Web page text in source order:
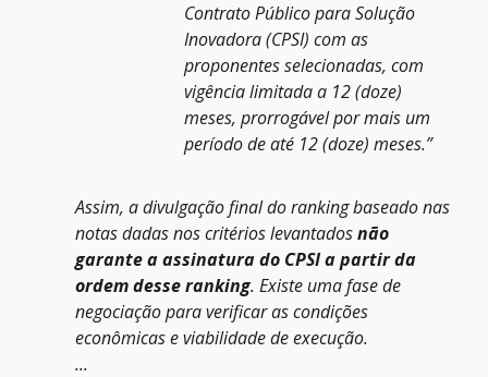
Contrato Público para Solução
Inovadora (CPSI) com as
proponentes selecionadas, com
vigência limitada a 12 (doze)
meses, prorrogável por mais um
período de até 12 (doze) meses.”
Assim, a divulgação final do ranking baseado nas
notas dadas nos critérios levantadosnão
garante a assinatura do CPSI a partir da
ordem desse ranking. Existe uma fase de
negociação para verificar as condições
econômicas e viabilidade de execução.
...